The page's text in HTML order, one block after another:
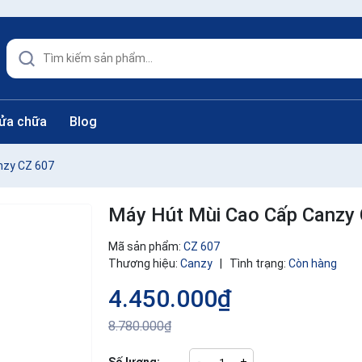
chữa Blog
CZ 607
Máy Hút Mùi Cao Cấp Canzy
Mã sản phẩm: CZ 607
Thương hiệu: Canzy Tình trạng: Còn hàng
4.450.000₫
8.780.000₫